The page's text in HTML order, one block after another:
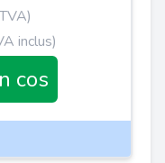
inclus)
cos